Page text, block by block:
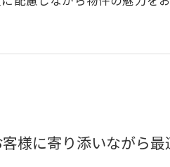
客様に寄り添いながら最